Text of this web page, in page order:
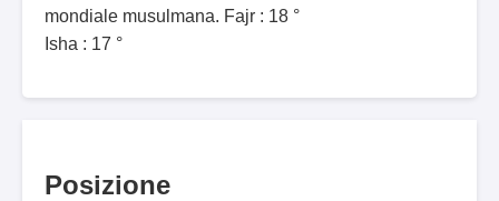
mondiale musulmana. Fajr : 18 °
Isha : 17 °
Posizione